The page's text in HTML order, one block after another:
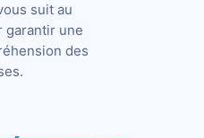
suit au
garantir une
des